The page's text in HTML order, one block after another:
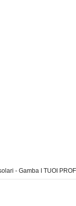
- Gamba I TUOI